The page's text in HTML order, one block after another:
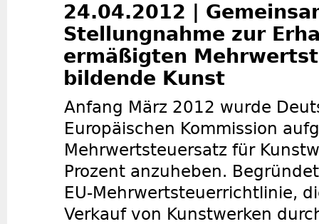
24.04.2012 |
Stellungnahme zur
ermäßigten
bildende Kunst
Anfang März 2012 wurde
Europäischen Kommission
Mehrwertsteuersatz für
Prozent anzuheben.
EU-Mehrwertsteuerrichtlinie,
Verkauf von Kunstwerken